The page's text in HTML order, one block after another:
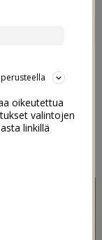
Maldon
oikeutettua
valintojen
linkillä